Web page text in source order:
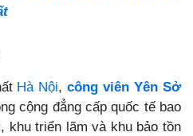
Hà Nội,công viên Yên Sở
cộng đẳng cấp quốc tế bao
triển lãm và khu bảo tồn